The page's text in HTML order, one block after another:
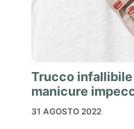
Trucco
manicure
31 AGOSTO 2022